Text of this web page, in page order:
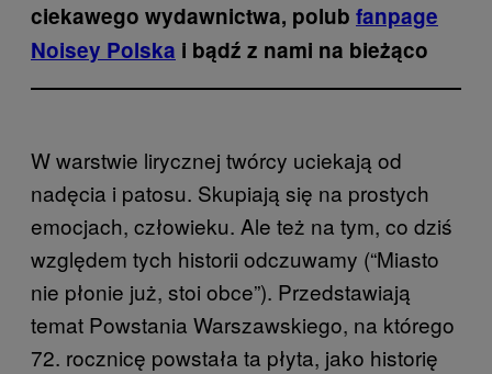
ciekawego wydawnictwa, polub fanpage
Noisey Polska i bądź z nami na bieżąco
W warstwie lirycznej twórcy uciekają od
nadęcia i patosu. Skupiają się na prostych
emocjach, człowieku. Ale też na tym, co dziś
względem tych historii odczuwamy (“Miasto
nie płonie już, stoi obce”). Przedstawiają
temat Powstania Warszawskiego, na którego
72. rocznicę powstała ta płyta, jako historię